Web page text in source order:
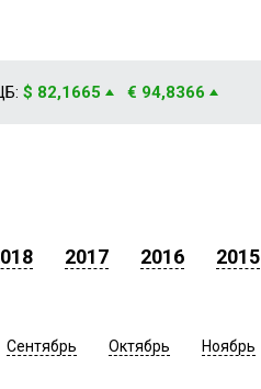
$ 82,1665 € 94,8366
2017 2016 2015
Сентябрь Октябрь Ноябрь